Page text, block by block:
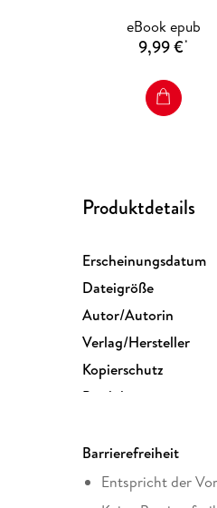
eBook epub
9,99 €*
Produktdetails
Erscheinungsdatum
Dateigröße
Autor/Autorin
Verlag/Hersteller
Kopierschutz
Produktart
Barrierefreiheit
Entspricht der